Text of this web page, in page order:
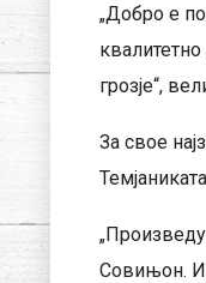
„Добро е
грозје“,
За свое
Совињон.